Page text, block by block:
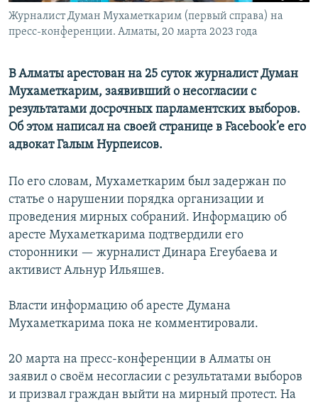
Журналист Думан Мухаметкарим (первый справа) на
пресс-конференции. Алматы, 20 марта 2023 года
В Алматы арестован на 25 суток журналист Думан
Мухаметкарим, заявивший о несогласии с
результатами досрочных парламентских выборов.
Об этом написал на своей странице в Facebook’e его
адвокат Галым Нурпеисов.
По его словам, Мухаметкарим был задержан по
статье о нарушении порядка организации и
проведения мирных собраний. Информацию об
аресте Мухаметкарима подтвердили его
сторонники — журналист Динара Егеубаева и
активист Альнур Ильяшев.
Власти информацию об аресте Думана
Мухаметкарима пока не комментировали.
20 марта на пресс-конференции в Алматы он
заявил о своём несогласии с результатами выборов
и призвал граждан выйти на мирный протест. На